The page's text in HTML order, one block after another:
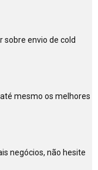
sobre envio de cold
mesmo os melhores
negócios, não hesite